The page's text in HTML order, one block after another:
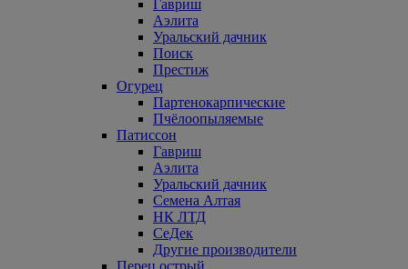
Гавриш
Аэлита
Уральский дачник
Поиск
Престиж
Огурец
Партенокарпические
Пчёлоопыляемые
Патиссон
Гавриш
Аэлита
Уральский дачник
Семена Алтая
НК ЛТД
СеДек
Другие производители
Перец острый